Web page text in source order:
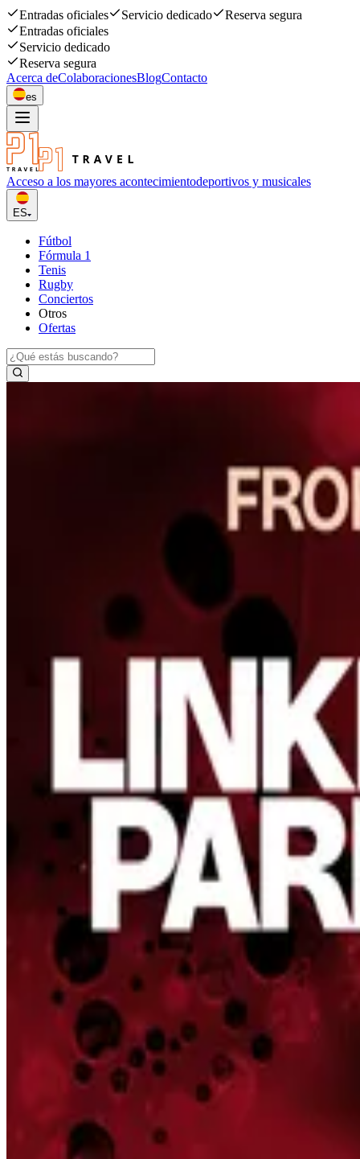
Entradas oficiales Servicio dedicado
Reserva segura
Entradas oficiales
Servicio dedicado
Reserva segura
Acerca deColaboracionesBlogContacto
es
Acceso a los mayores acontecimientodeportivos y musicales
ES
Fútbol
Fórmula 1
Tenis
Rugby
Conciertos
Otros
Ofertas